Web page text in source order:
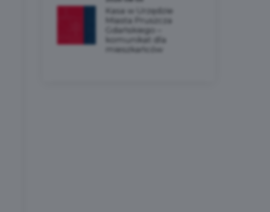
Kasa w Urzędzie
Miasta Pruszcza
Gdańskiego –
komunikat dla
mieszkańców